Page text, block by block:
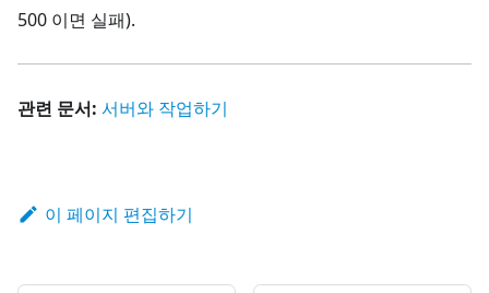
500 이면 실패).
관련 문서: 서버와 작업하기
이 페이지 편집하기